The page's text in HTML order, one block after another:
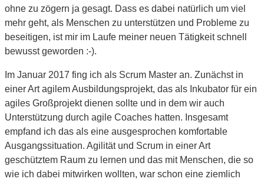
ohne zu zögern ja gesagt. Dass es dabei natürlich um viel
mehr geht, als Menschen zu unterstützen und Probleme zu
beseitigen, ist mir im Laufe meiner neuen Tätigkeit schnell
bewusst geworden :-).
Im Januar 2017 fing ich als Scrum Master an. Zunächst in
einer Art agilem Ausbildungsprojekt, das als Inkubator für ein
agiles Großprojekt dienen sollte und in dem wir auch
Unterstützung durch agile Coaches hatten. Insgesamt
empfand ich das als eine ausgesprochen komfortable
Ausgangssituation. Agilität und Scrum in einer Art
geschütztem Raum zu lernen und das mit Menschen, die so
wie ich dabei mitwirken wollten, war schon eine ziemlich